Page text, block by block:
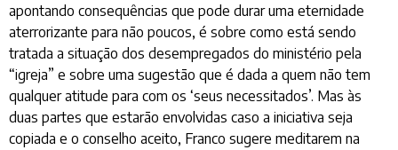
apontando consequências que pode durar uma eternidade
aterrorizante para não poucos, é sobre como está sendo
tratada a situação dos desempregados do ministério pela
“igreja” e sobre uma sugestão que é dada a quem não tem
qualquer atitude para com os ‘seus necessitados’. Mas às
duas partes que estarão envolvidas caso a iniciativa seja
copiada e o conselho aceito, Franco sugere meditarem na